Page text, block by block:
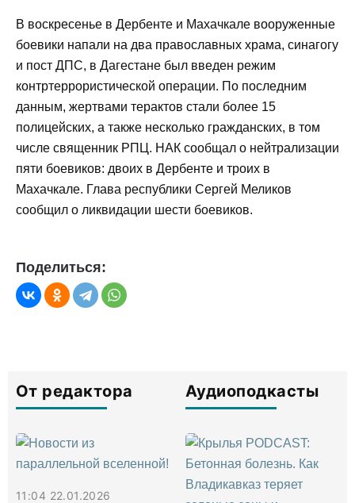
В воскресенье в Дербенте и Махачкале вооруженные
боевики напали на два православных храма, синагогу
и пост ДПС, в Дагестане был введен режим
контртеррористической операции. По последним
данным, жертвами терактов стали более 15
полицейских, а также несколько гражданских, в том
числе священник РПЦ. НАК сообщал о нейтрализации
пяти боевиков: двоих в Дербенте и троих в
Махачкале. Глава республики Сергей Меликов
сообщил о ликвидации шести боевиков.
Поделиться:
От редактора
11:04 22.01.2026
Аудиоподкасты